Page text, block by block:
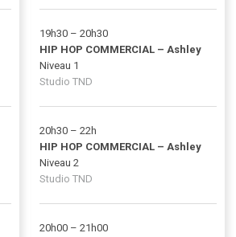
19h30 – 20h30
HIP HOP COMMERCIAL – Ashley
Niveau 1
Studio TND
20h30 – 22h
HIP HOP COMMERCIAL – Ashley
Niveau 2
Studio TND
20h00 – 21h00